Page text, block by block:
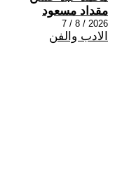
مقداد مسعود
2026 / 8 / 7
الادب والفن